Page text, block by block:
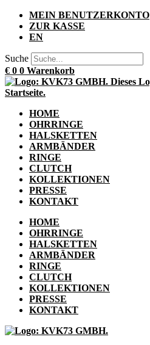
MEIN BENUTZERKONTO
ZUR KASSE
EN
Suche
€ 0 0 Warenkorb
HOME
OHRRINGE
HALSKETTEN
ARMBÄNDER
RINGE
CLUTCH
KOLLEKTIONEN
PRESSE
KONTAKT
HOME
OHRRINGE
HALSKETTEN
ARMBÄNDER
RINGE
CLUTCH
KOLLEKTIONEN
PRESSE
KONTAKT